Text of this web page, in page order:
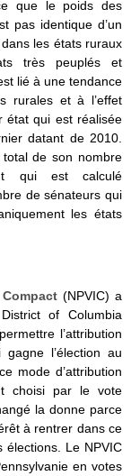
que le poids des
pas identique d’un
les états ruraux
très peuplés et
lié à une tendance
rurales et à l’effet
état qui est réalisée
datant de 2010.
de son nombre
qui est calculé
de sénateurs qui
les états
(NPVIC) a
of Columbia
l’attribution
l’élection au
mode d’attribution
choisi par le vote
la donne parce
à rentrer dans ce
élections. Le NPVIC
en votes